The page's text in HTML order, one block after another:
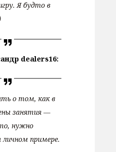
Я будто в
dealers16:
о том, как в
занятия —
нужно
личном примере.